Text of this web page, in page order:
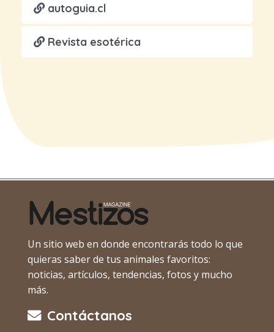
autoguia.cl
Revista esotérica
Un sitio web en donde encontrarás todo lo que
quieras saber de tus animales favoritos:
noticias, artículos, tendencias, fotos y mucho
más.
Contáctanos